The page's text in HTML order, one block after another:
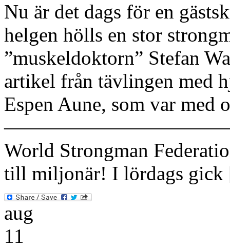
Nu är det dags för en
helgen hölls en stor
”muskeldoktorn” Stefan
artikel från tävlingen med
Espen Aune, som var med
World Strongman
till miljonär! I lördags
aug
11